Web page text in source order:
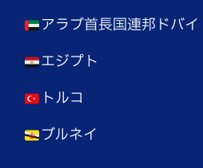
アラブ首長国連邦ドバイ
エジプト
トルコ
ブルネイ